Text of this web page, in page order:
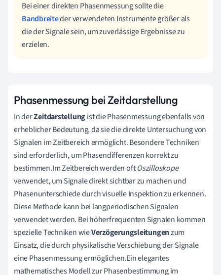
Bei einer direkten Phasenmessung sollte die
Bandbreiteder verwendeten Instrumente größer als
die der Signale sein, um zuverlässige Ergebnisse zu
erzielen.
Phasenmessung bei Zeitdarstellung
In derZeitdarstellungist die Phasenmessung ebenfalls von
erheblicher Bedeutung, da sie die direkte Untersuchung von
Signalen im Zeitbereich ermöglicht. Besondere Techniken
sind erforderlich, um Phasendifferenzen korrekt zu
bestimmen.Im Zeitbereich werden oftOszilloskope
verwendet, um Signale direkt sichtbar zu machen und
Phasenunterschiede durch visuelle Inspektion zu erkennen.
Diese Methode kann bei langperiodischen Signalen
verwendet werden. Bei höherfrequenten Signalen kommen
spezielle Techniken wieVerzögerungsleitungenzum
Einsatz, die durch physikalische Verschiebung der Signale
eine Phasenmessung ermöglichen.Ein elegantes
mathematisches Modell zur Phasenbestimmung im